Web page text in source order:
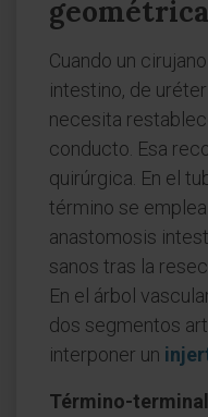
Cuando un
intestino, de
necesita
conducto. Esa
quirúrgica. En el
término se
anastomosis
sanos tras la
En el árbol
dos segmentos
interponer un
Término-